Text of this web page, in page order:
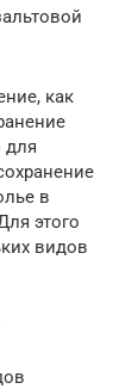
как
для
в
этого
видов